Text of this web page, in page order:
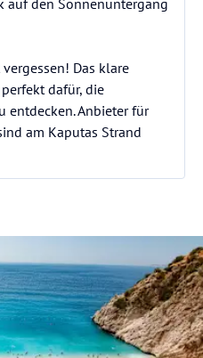
Das klare
dafür, die
entdecken. Anbieter für
am Kaputas Strand